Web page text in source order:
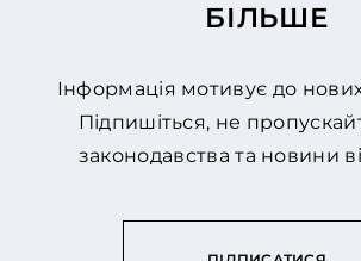
БІЛЬШЕ
Інформація мотивує до
Підпишіться, не
законодавства та новини